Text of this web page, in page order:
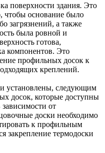
поверхности здания. Это
чтобы основание было
загрязнений, а также
была ровной и
готова,
компонентов. Это
профильных досок к
креплений.
установлены, следующим
досок, которые доступны
от
доски необходимо
к профильным
закрепление термодоски